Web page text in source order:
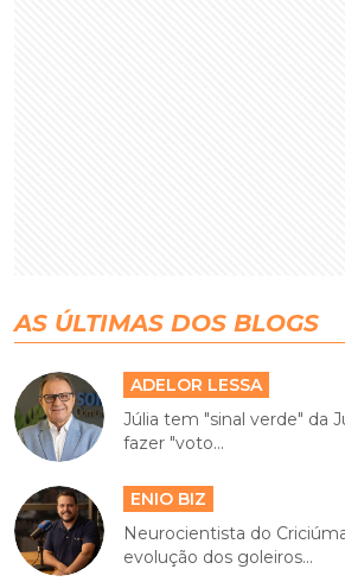
AS ÚLTIMAS DOS BLOGS
ADELOR LESSA
Júlia tem "sinal verde" da
fazer "voto...
ENIO BIZ
Neurocientista do
evolução dos goleiros...